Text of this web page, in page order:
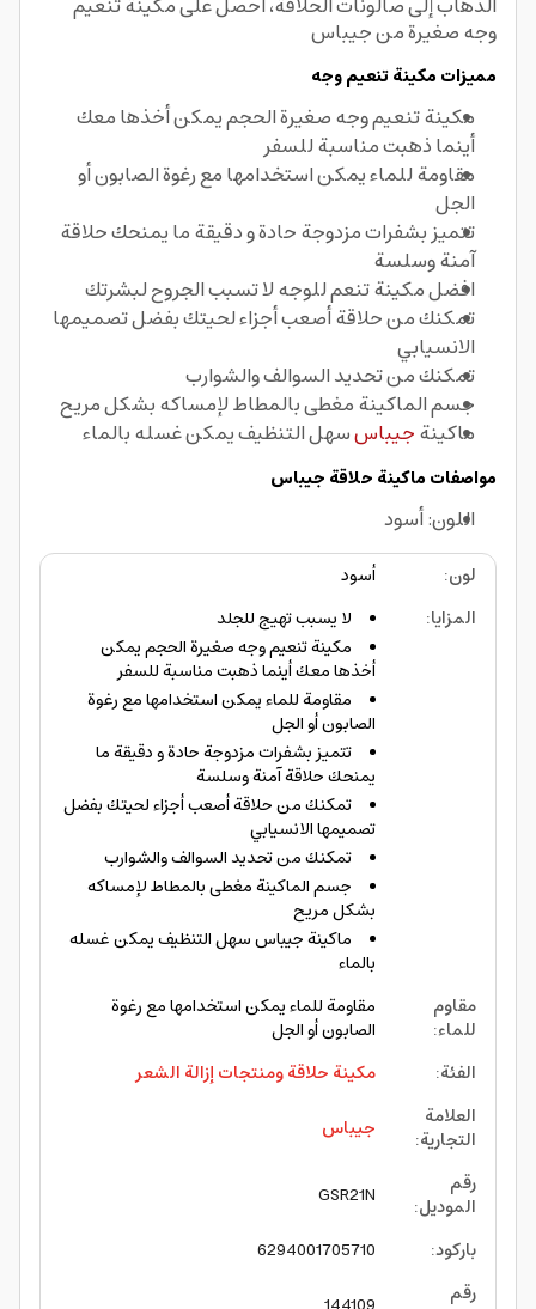
وجه صغيرة من جيباس
مميزات مكينة تنعيم وجه
مكينة تنعيم وجه صغيرة الحجم يمكن أخذها معك
أينما ذهبت مناسبة للسفر
مقاومة للماء يمكن استخدامها مع رغوة الصابون أو
الجل
تتميز بشفرات مزدوجة حادة و دقيقة ما يمنحك حلاقة
آمنة وسلسة
افضل مكينة تنعم للوجه لا تسبب الجروح لبشرتك
تمكنك من حلاقة أصعب أجزاء لحيتك بفضل تصميمها
الانسيابي
تمكنك من تحديد السوالف والشوارب
جسم الماكينة مغطى بالمطاط لإمساكه بشكل مريح
ماكينةجيباسسهل التنظيف يمكن غسله بالماء
مواصفات ماكينة حلاقة جيباس
اللون: أسود
لون:
أسود
المزايا:
لا يسبب تهيج للجلد
مكينة تنعيم وجه صغيرة الحجم يمكن
أخذها معك أينما ذهبت مناسبة للسفر
مقاومة للماء يمكن استخدامها مع رغوة
الصابون أو الجل
تتميز بشفرات مزدوجة حادة و دقيقة ما
يمنحك حلاقة آمنة وسلسة
تمكنك من حلاقة أصعب أجزاء لحيتك بفضل
تصميمها الانسيابي
تمكنك من تحديد السوالف والشوارب
جسم الماكينة مغطى بالمطاط لإمساكه
بشكل مريح
ماكينة جيباس سهل التنظيف يمكن غسله
بالماء
مقاوم
للماء:
مقاومة للماء يمكن استخدامها مع رغوة
الصابون أو الجل
الفئة:
مكينة حلاقة ومنتجات إزالة الشعر
العلامة
التجارية:
جيباس
رقم
الموديل:
GSR21N
باركود:
6294001705710
رقم